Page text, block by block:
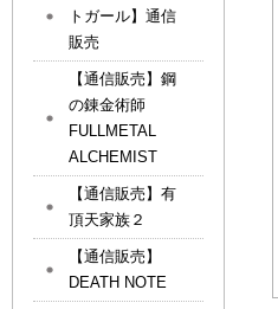
トガール】通信
販売
【通信販売】鋼
の錬金術師
FULLMETAL
ALCHEMIST
【通信販売】有
頂天家族２
【通信販売】
DEATH NOTE